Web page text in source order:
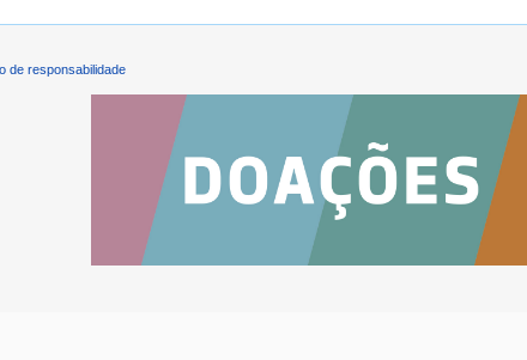
de responsabilidade